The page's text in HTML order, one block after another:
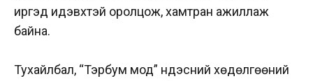
иргэд идэвхтэй оролцож, хамтран ажиллаж
байна.
Тухайлбал, “Тэрбум мод” үндэсний хөдөлгөөний